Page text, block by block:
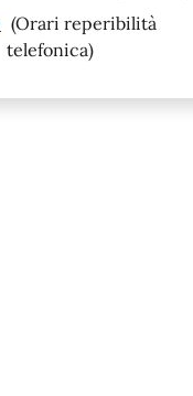
(Orari reperibilità
telefonica)